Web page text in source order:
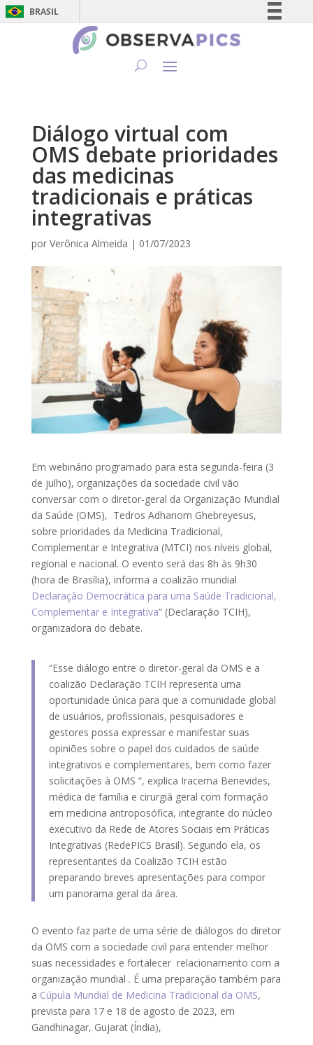
BRASIL
Simplifique!
Canais
Diálogo virtual com
OMS debate prioridades
das medicinas
tradicionais e práticas
integrativas
por Verônica Almeida | 01/07/2023
Em webinário programado para esta segunda-feira (3
de julho), organizações da sociedade civil vão
conversar com o diretor-geral da Organização Mundial
da Saúde (OMS), Tedros Adhanom Ghebreyesus,
sobre prioridades da Medicina Tradicional,
Complementar e Integrativa (MTCI) nos níveis global,
regional e nacional. O evento será das 8h às 9h30
(hora de Brasília), informa a coalizão mundial
Declaração Democrática para uma Saúde Tradicional,
Complementar e Integrativa” (Declaração TCIH),
organizadora do debate.
“Esse diálogo entre o diretor-geral da OMS e a
coalizão Declaração TCIH representa uma
oportunidade única para que a comunidade global
de usuários, profissionais, pesquisadores e
gestores possa expressar e manifestar suas
opiniões sobre o papel dos cuidados de saúde
integrativos e complementares, bem como fazer
solicitações à OMS “, explica Iracema Benevides,
médica de família e cirurgiã geral com formação
em medicina antroposófica, integrante do núcleo
executivo da Rede de Atores Sociais em Práticas
Integrativas (RedePICS Brasil). Segundo ela, os
representantes da Coalizão TCIH estão
preparando breves apresentações para compor
um panorama geral da área.
O evento faz parte de uma série de diálogos do diretor
da OMS com a sociedade civil para entender melhor
suas necessidades e fortalecer relacionamento com a
organização mundial . É uma preparação também para
a Cúpula Mundial de Medicina Tradicional da OMS,
prevista para 17 e 18 de agosto de 2023, em
Gandhinagar, Gujarat (Índia),